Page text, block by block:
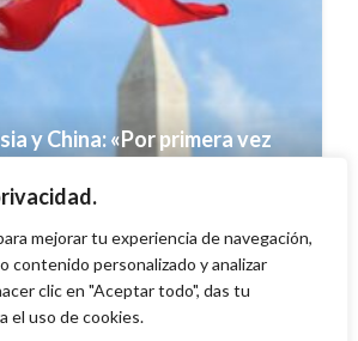
mejorar tu experiencia de navegación,
contenido personalizado y analizar
clic en "Aceptar todo", das tu
el uso de cookies.
y China: «Por primera vez
nucleares»
abril 21, 2021
en misión de las
que verificará acuerdos de
lunes junio 20, 2016